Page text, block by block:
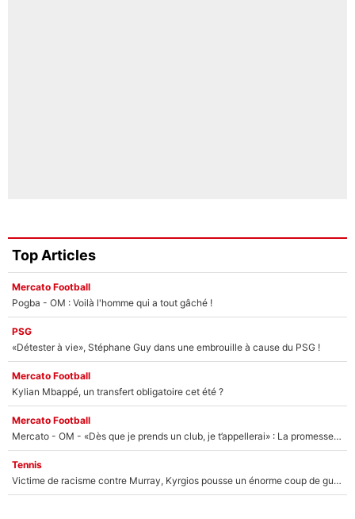
Top Articles
Mercato Football
Pogba - OM : Voilà l'homme qui a tout gâché !
PSG
«Détester à vie», Stéphane Guy dans une embrouille à cause du PSG !
Mercato Football
Kylian Mbappé, un transfert obligatoire cet été ?
Mercato Football
Mercato - OM - «Dès que je prends un club, je t’appellerai» : La promesse de Marcelino au moment de claquer la porte
Tennis
Victime de racisme contre Murray, Kyrgios pousse un énorme coup de gueule !